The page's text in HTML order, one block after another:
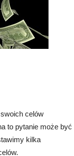
celów
to pytanie może być
kilka